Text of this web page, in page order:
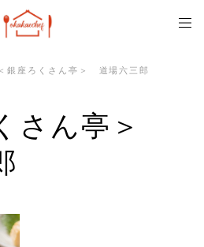
＜銀座ろくさん亭＞ 道場六三郎
さん亭＞